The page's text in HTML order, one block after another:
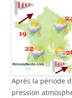
Après la période
pression